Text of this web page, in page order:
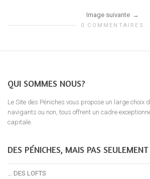
Image suivante
0 COMMENTAIRES
QUI SOMMES NOUS?
Le Site des Péniches vous propose un large choix
navigants ou non, tous offrent un cadre
capitale.
DES PÉNICHES, MAIS PAS
… DES LOFTS